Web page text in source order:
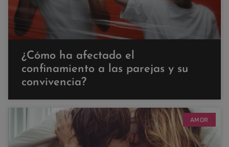
¿Cómo ha afectado el
confinamiento a las parejas y su
convivencia?
AMOR